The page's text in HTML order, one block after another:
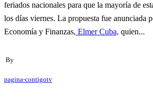
feriados nacionales para que la mayoría de
los días viernes. La propuesta fue anunciada
Economía y Finanzas, Elmer Cuba, quien...
By
pagina-contigotv